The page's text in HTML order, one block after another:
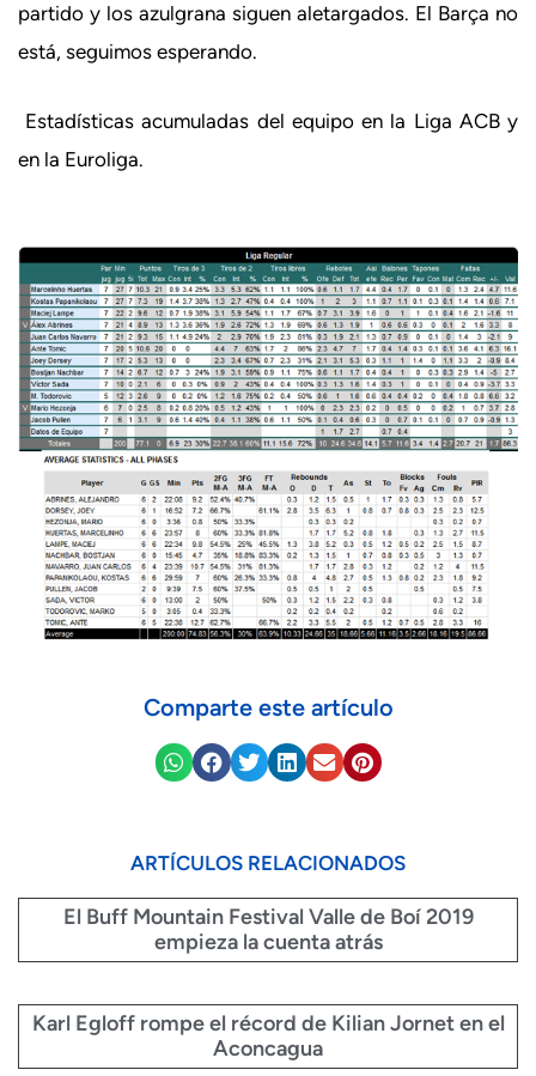
partido y los azulgrana siguen aletargados. El Barça no
está, seguimos esperando.
Estadísticas acumuladas del equipo en la Liga ACB y
en la Euroliga.
Comparte este artículo
ARTÍCULOS RELACIONADOS
El Buff Mountain Festival Valle de Boí 2019
empieza la cuenta atrás
Karl Egloff rompe el récord de Kilian Jornet en el
Aconcagua